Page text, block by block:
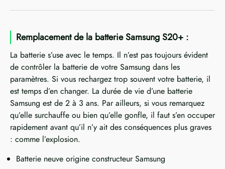
Remplacement de la batterie Samsung S20+ :
La batterie s’use avec le temps. Il n’est pas toujours évident
de contrôler la batterie de votre Samsung dans les
paramètres. Si vous rechargez trop souvent votre batterie, il
est temps d’en changer. La durée de vie d’une batterie
Samsung est de 2 à 3 ans. Par ailleurs, si vous remarquez
qu’elle surchauffe ou bien qu’elle gonfle, il faut s’en occuper
rapidement avant qu’il n’y ait des conséquences plus graves
: comme l’explosion.
Batterie neuve origine constructeur Samsung